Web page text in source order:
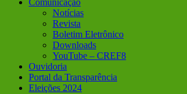
Comunicação
Notícias
Revista
Boletim Eletrônico
Downloads
YouTube – CREF8
Ouvidoria
Portal da Transparência
Eleições 2024